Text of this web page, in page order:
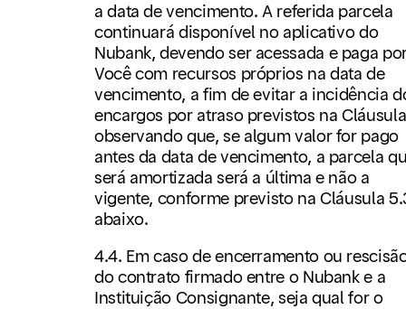
a data de vencimento. A referida parcela
continuará disponível no aplicativo do
Nubank, devendo ser acessada e paga
Você com recursos próprios na data de
vencimento, a fim de evitar a incidência
encargos por atraso previstos na
observando que, se algum valor for pago
antes da data de vencimento, a parcela
será amortizada será a última e não a
vigente, conforme previsto na Cláusula
abaixo.
4.4. Em caso de encerramento ou
do contrato firmado entre o Nubank e a
Instituição Consignante, seja qual for o